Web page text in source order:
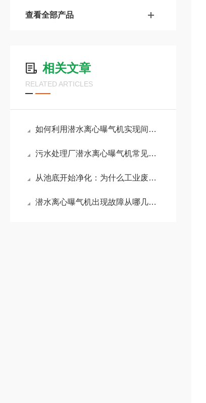
查看全部产品
相关文章
RELATED ARTICLES
如何利用潜水离心曝气机实现间歇曝气与精准溶氧控制？
污水处理厂潜水离心曝气机常见故障及排查手册
从池底开始净化：为什么工业废水池更需要潜水离心曝气机
潜水离心曝气机出现故障从哪几步分析